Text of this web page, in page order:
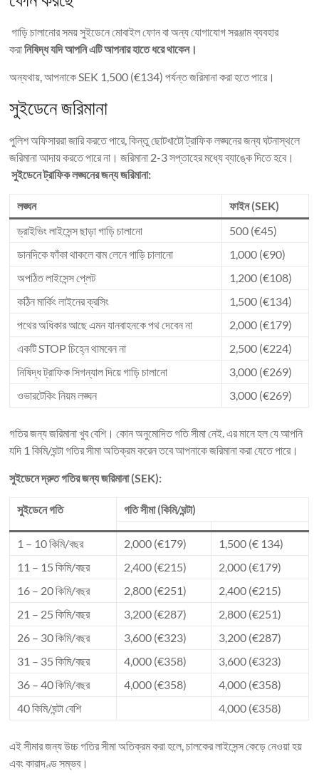
গাড়ি চালানোর সময় সুইডেনে মোবাইল ফোন বা অন্য যোগাযোগ সরঞ্জাম ব্যবহার
করানিষিদ্ধ যদি আপনি এটি আপনার হাতে ধরে থাকেন।
অন্যথায়, আপনাকে SEK 1,500 (€134) পর্যন্ত জরিমানা করা হতে পারে।
সুইডেনে জরিমানা
পুলিশ অফিসাররা জারি করতে পারে, কিন্তু ছোটখাটো ট্রাফিক লঙ্ঘনের জন্য ঘটনাস্থলে
জরিমানা আদায় করতে পারে না। জরিমানা 2-3 সপ্তাহের মধ্যে ব্যাঙ্কে দিতে হবে।
সুইডেনে ট্রাফিক লঙ্ঘনের জন্য জরিমানা:
লঙ্ঘন
ফাইন (SEK)
ড্রাইভিং লাইসেন্স ছাড়া গাড়ি চালানো
500 (€45)
ডানদিকে ফাঁকা থাকলে বাম লেনে গাড়ি চালানো
1,000 (€90)
অপঠিত লাইসেন্স প্লেট
1,200 (€108)
কঠিন মার্কিং লাইনের ক্রসিং
1,500 (€134)
পথের অধিকার আছে এমন যানবাহনকে পথ দেবেন না
2,000 (€179)
একটি STOP চিহ্নে থামবেন না
2,500 (€224)
নিষিদ্ধ ট্রাফিক সিগন্যাল দিয়ে গাড়ি চালানো
3,000 (€269)
ওভারটেকিং নিয়ম লঙ্ঘন
3,000 (€269)
গতির জন্য জরিমানা খুব বেশি। কোন অনুমোদিত গতি সীমা নেই. এর মানে হল যে আপনি
যদি 1 কিমি/ঘন্টা গতির সীমা অতিক্রম করেন তবে আপনাকে জরিমানা করা যেতে পারে।
সুইডেনে দ্রুত গতির জন্য জরিমানা (SEK):
সুইডেনে গতি গতি সীমা (কিমি/ঘন্টা)
1 – 10 কিমি/বছর 2,000 (€179)
1,500 (€ 134)
11 – 15 কিমি/বছর
2,400 (€215)
2,000 (€179)
16 – 20 কিমি/বছর
2,800 (€251)
2,400 (€215)
21 – 25 কিমি/বছর
3,200 (€287)
2,800 (€251)
26 – 30 কিমি/বছর
3,600 (€323)
3,200 (€287)
31 – 35 কিমি/বছর
4,000 (€358)
3,600 (€323)
36 – 40 কিমি/বছর
4,000 (€358)
4,000 (€358)
40 কিমি/ঘন্টা বেশি
4,000 (€358)
এই সীমার জন্য উচ্চ গতির সীমা অতিক্রম করা হলে, চালকের লাইসেন্স কেড়ে নেওয়া হয়
এবং কারাদণ্ড সম্ভব।